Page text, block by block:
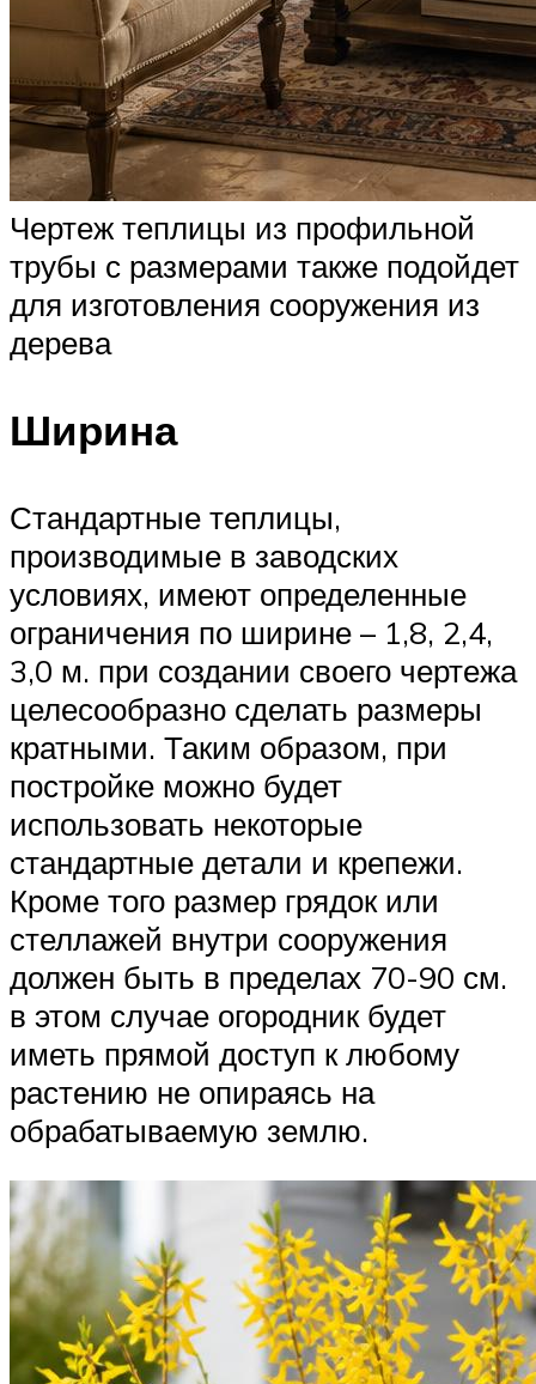
Чертеж теплицы из профильной
трубы с размерами также подойдет
для изготовления сооружения из
дерева
Ширина
Стандартные теплицы,
производимые в заводских
условиях, имеют определенные
ограничения по ширине – 1,8, 2,4,
3,0 м. при создании своего чертежа
целесообразно сделать размеры
кратными. Таким образом, при
постройке можно будет
использовать некоторые
стандартные детали и крепежи.
Кроме того размер грядок или
стеллажей внутри сооружения
должен быть в пределах 70-90 см.
в этом случае огородник будет
иметь прямой доступ к любому
растению не опираясь на
обрабатываемую землю.